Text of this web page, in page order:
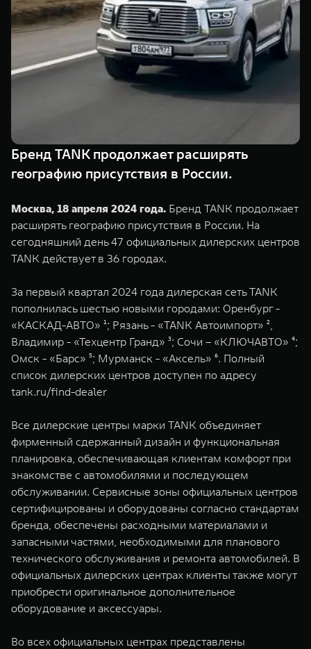
TANK 500
Веди за собой
от 6 499 000 ₽
TANK 700
Сила
WEY 07
Расширяя границы комфорта
от 6 149 000 ₽
WEY 05
Эстетика
от 5 699
WEY 80
Масштаб возможностей
от 6 449 000 ₽
WEY 80
Масштаб
от 8 099
TANK Финансы
Корпоративным клиентам
TANK ФИНАНСЫ
TANK Страхование
Сервис
Специальные предложения
Моторные масла
Подписки
Бренд TANK продолжает расширять
географию присутствия в России.
Москва, 18 апреля 2024 года. Бренд TANK продолжает
расширять географию присутствия в России. На
сегодняшний день 47 официальных дилерских центров
TANK действует в 36 городах.
За первый квартал 2024 года дилерская сеть TANK
пополнилась шестью новыми городами: Оренбург -
«КАСКАД-АВТО» ¹; Рязань - «TANK Автоимпорт» ²,
Владимир - «Техцентр Гранд» ³; Сочи – «КЛЮЧАВТО» ⁴;
Омск - «Барс» ⁵; Мурманск - «Аксель» ⁶. Полный
список дилерских центров доступен по адресу
tank.ru/find-dealer
Все дилерские центры марки TANK объединяет
фирменный сдержанный дизайн и функциональная
планировка, обеспечивающая клиентам комфорт при
знакомстве с автомобилями и последующем
обслуживании. Сервисные зоны официальных центров
сертифицированы и оборудованы согласно стандартам
бренда, обеспечены расходными материалами и
запасными частями, необходимыми для планового
технического обслуживания и ремонта автомобилей. В
официальных дилерских центрах клиенты также могут
приобрести оригинальное дополнительное
оборудование и аксессуары.
Во всех официальных центрах представлены